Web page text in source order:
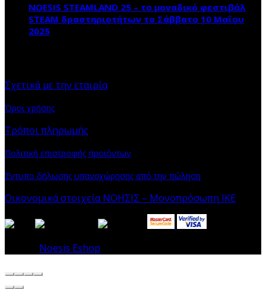
NOESIS STEAMLAND 25 – το μοναδικό φεστιβάλ
STEAM δραστηριοτήτων το Σάββατο 10 Μαΐου
2025
Σχετικά με την εταιρία
Όροι χρήσης
Τρόποι πληρωμής
Πολιτική επιστροφής προϊόντων
Έντυπο δήλωσης υπαναχώρησης από την πώληση
Οικονομικά στοιχεία ΝΟΗΣΙΣ – Μονοπρόσωπη ΙΚΕ
Noesis Eshop